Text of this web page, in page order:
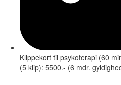
Klippekort til psykoterapi (60
(5 klip): 5500.- (6 mdr.